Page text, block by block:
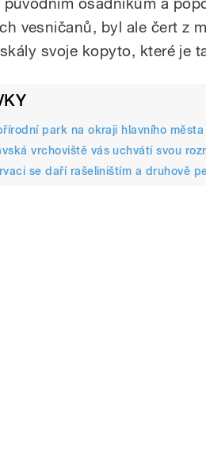
osadníkům a
vesničanů, byl ale čert z
svoje kopyto, které je
park na okraji hlavního města
vrchoviště vás uchvátí svou
se daří rašeliništím a druhově